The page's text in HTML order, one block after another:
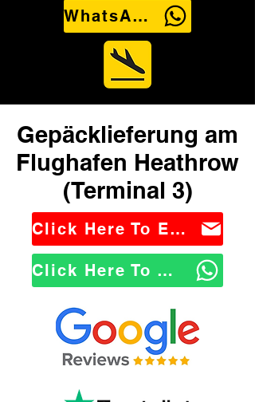
WhatsApp Us
Gepäcklieferung am
Flughafen Heathrow
(Terminal 3)
Click Here To Email Us
Click Here To WhatsApp Us